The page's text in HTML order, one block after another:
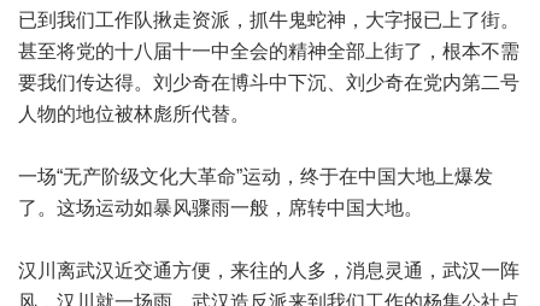
已到我们工作队揪走资派，抓牛鬼蛇神，大字报已上了街。
甚至将党的十八届十一中全会的精神全部上街了，根本不需
要我们传达得。刘少奇在博斗中下沉、刘少奇在党内第二号
人物的地位被林彪所代替。
一场“无产阶级文化大革命”运动，终于在中国大地上爆发
了。这场运动如暴风骤雨一般，席转中国大地。
汉川离武汉近交通方便，来往的人多，消息灵通，武汉一阵
风，汉川就一场雨，武汉造反派来到我们工作的杨集公社点